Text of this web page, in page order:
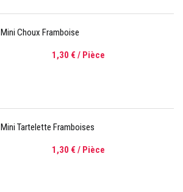
Mini Choux Framboise
1,30 € / Pièce
Mini Tartelette Framboises
1,30 € / Pièce